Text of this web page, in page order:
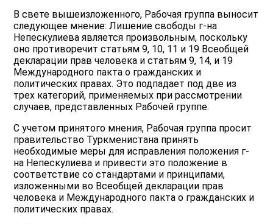
В свете вышеизложенного, Рабочая группа выносит
следующее мнение: Лишение свободы г-на
Непескулиева является произвольным, поскольку
оно противоречит статьям 9, 10, 11 и 19 Всеобщей
декларации прав человека и статьям 9, 14, и 19
Международного пакта о гражданских и
политических правах. Это подпадает под две из
трех категорий, применяемых при рассмотрении
случаев, представленных Рабочей группе.
С учетом принятого мнения, Рабочая группа просит
правительство Туркменистана принять
необходимые меры для исправления положения г-
на Непескулиева и привести это положение в
соответствие со стандартами и принципами,
изложенными во Всеобщей декларации прав
человека и Международного пакта о гражданских и
политических правах.